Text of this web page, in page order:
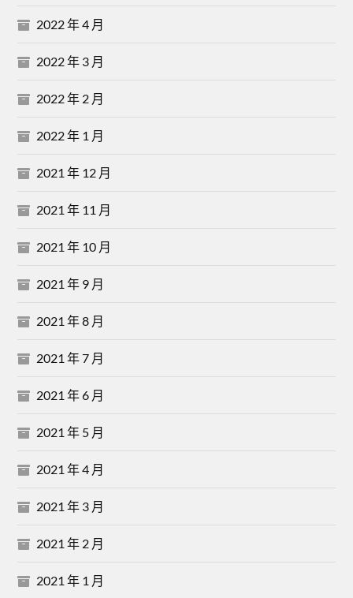
2022 年 4 月
2022 年 3 月
2022 年 2 月
2022 年 1 月
2021 年 12 月
2021 年 11 月
2021 年 10 月
2021 年 9 月
2021 年 8 月
2021 年 7 月
2021 年 6 月
2021 年 5 月
2021 年 4 月
2021 年 3 月
2021 年 2 月
2021 年 1 月